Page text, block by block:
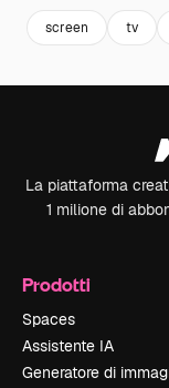
screen tv
La piattaforma
1 milione di
Prodotti
Spaces
Assistente IA
Generatore di